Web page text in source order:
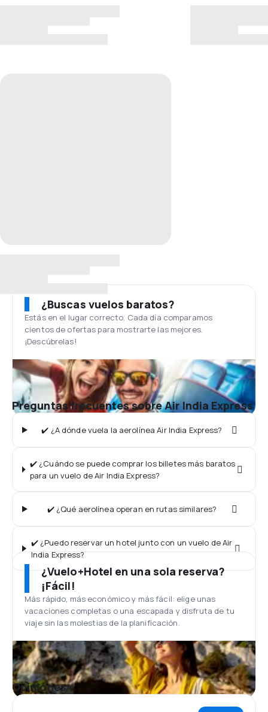
¿Buscas vuelos baratos?
Estás en el lugar correcto. Cada día comparamos
cientos de ofertas para mostrarte las mejores.
¡Descúbrelas!
Preguntas frecuentes sobre Air India Express
✔️ ¿A dónde vuela la aerolínea Air India Express?
✔️ ¿Cuándo se puede comprar los billetes más baratos
para un vuelo de Air India Express?
✔️ ¿Qué aerolínea operan en rutas similares?
✔️ ¿Puedo reservar un hotel junto con un vuelo de Air
India Express?
¿Vuelo+Hotel en una sola reserva?
¡Fácil!
Más rápido, más económico y más fácil: elige unas
vacaciones completas o una escapada y disfruta de tu
viaje sin las molestias de la planificación.
Opiniones